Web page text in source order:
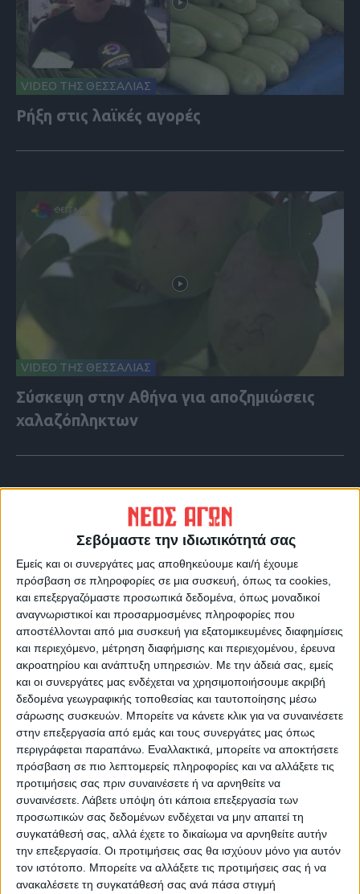
Σεβόμαστε την ιδιωτικότητά σας
Εμείς και οι συνεργάτες μας αποθηκεύουμε και/ή έχουμε
πρόσβαση σε πληροφορίες σε μια συσκευή, όπως τα cookies,
και επεξεργαζόμαστε προσωπικά δεδομένα, όπως μοναδικοί
αναγνωριστικοί και προσαρμοσμένες πληροφορίες που
αποστέλλονται από μια συσκευή για εξατομικευμένες διαφημίσεις
και περιεχόμενο, μέτρηση διαφήμισης και περιεχομένου, έρευνα
ακροατηρίου και ανάπτυξη υπηρεσιών. Με την άδειά σας, εμείς
και οι συνεργάτες μας ενδέχεται να χρησιμοποιήσουμε ακριβή
δεδομένα γεωγραφικής τοποθεσίας και ταυτοποίησης μέσω
σάρωσης συσκευών. Μπορείτε να κάνετε κλικ για να συναινέσετε
στην επεξεργασία από εμάς και τους συνεργάτες μας όπως
περιγράφεται παραπάνω. Εναλλακτικά, μπορείτε να αποκτήσετε
πρόσβαση σε πιο λεπτομερείς πληροφορίες και να αλλάξετε τις
προτιμήσεις σας πριν συναινέσετε ή να αρνηθείτε να
συναινέσετε. Λάβετε υπόψη ότι κάποια επεξεργασία των
προσωπικών σας δεδομένων ενδέχεται να μην απαιτεί τη
συγκατάθεσή σας, αλλά έχετε το δικαίωμα να αρνηθείτε αυτήν
την επεξεργασία. Οι προτιμήσεις σας θα ισχύουν μόνο για αυτόν
τον ιστότοπο. Μπορείτε να αλλάξετε τις προτιμήσεις σας ή να
ανακαλέσετε τη συγκατάθεσή σας ανά πάσα στιγμή
VIDEO ΤΗΣ ΘΕΣΣΑΛΙΑΣ
Ρήξη στις λαϊκές αγορές
VIDEO ΤΗΣ ΘΕΣΣΑΛΙΑΣ
Σύσκεψη στην Αθήνα για αποζημιώσεις
χαλαζόπληκτων
VIDEO ΤΗΣ ΘΕΣΣΑΛΙΑΣ
Περιπέτεια για τον πρόεδρο του Ε.Κ.Λ
Γιάννη Σκόκα